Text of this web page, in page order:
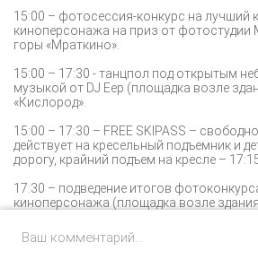
15:00 – фотосессия-конкурс на лучший
киноперсонажа на приз от фотостудии
горы «Мраткино».
15:00 – 17:30 - танцпол под открытым
музыкой от DJ Eep (площадка возле
«Кислород».
15:00 – 17:30 – FREE SKIPASS –
действует на кресельный подъемник и
дорогу, крайний подъем на кресле –
17:30 – подведение итогов
киноперсонажа (площадка возле
17:40 – огненное шоу от творческого